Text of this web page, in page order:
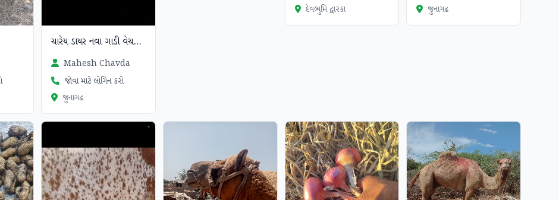
ચારેય ડાયર નવા ગાડી વેચવાનીછે
Mahesh Chavda
જોવા માટે લોગિન કરો
જુનાગઢ
દેવભુમિ દ્વારકા
જુનાગઢ